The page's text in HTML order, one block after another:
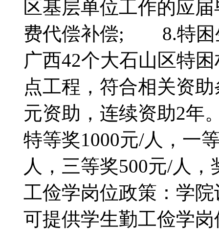
区基层单位工作的应
费代偿补偿; 8.特困
广西42个大石山区特
点工程，符合相关资
元资助，连续资助2
特等奖1000元/人，一
人，三等奖500元/人
工俭学岗位政策：学
可提供学生勤工俭学